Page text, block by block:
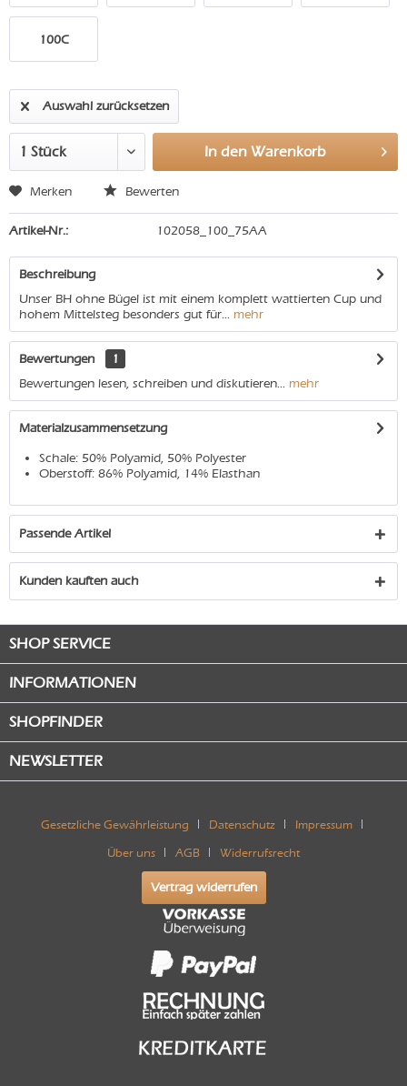
100C
Auswahl zurücksetzen
In den Warenkorb
Merken Bewerten
Artikel-Nr.: 102058_100_75AA
Beschreibung
Unser BH ohne Bügel ist mit einem komplett wattierten Cup und
hohem Mittelsteg besonders gut für... mehr
Bewertungen
1
Bewertungen lesen, schreiben und diskutieren... mehr
Materialzusammensetzung
Schale: 50% Polyamid, 50% Polyester
Oberstoff: 86% Polyamid, 14% Elasthan
Passende Artikel
Kunden kauften auch
SHOP SERVICE
INFORMATIONEN
SHOPFINDER
NEWSLETTER
Gesetzliche Gewährleistung Datenschutz Impressum
Über uns AGB Widerrufsrecht
Vertrag widerrufen